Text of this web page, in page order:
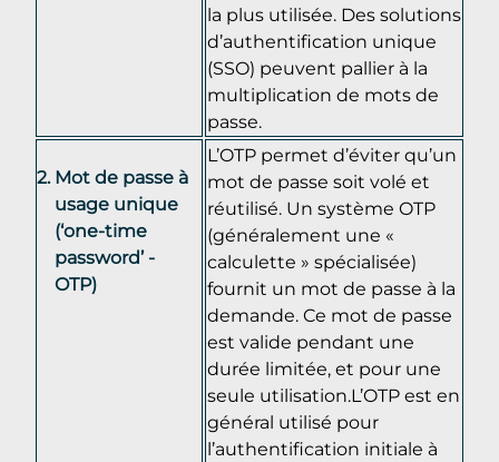
la plus utilisée. Des solutions
d’authentification unique
(SSO) peuvent pallier à la
multiplication de mots de
passe.
Mot de passe à
usage unique
(‘one-time
password’ -
OTP)
L’OTP permet d’éviter qu’un
mot de passe soit volé et
réutilisé. Un système OTP
(généralement une «
calculette » spécialisée)
fournit un mot de passe à la
demande. Ce mot de passe
est valide pendant une
durée limitée, et pour une
seule utilisation.L’OTP est en
général utilisé pour
l’authentification initiale à